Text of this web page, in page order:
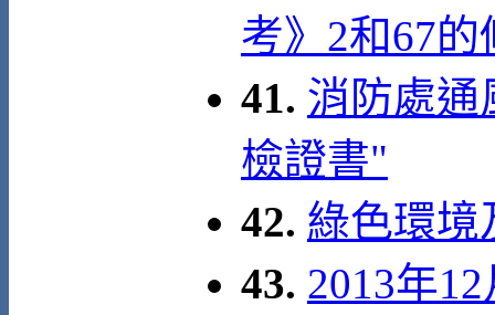
考》2和67的
41. 消防處通
檢證書"
42. 綠色環境
43. 2013年